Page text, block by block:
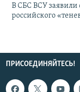
В СБС ВСУ заявили
российского
ПРИСОЕДИНЯЙТЕСЬ!